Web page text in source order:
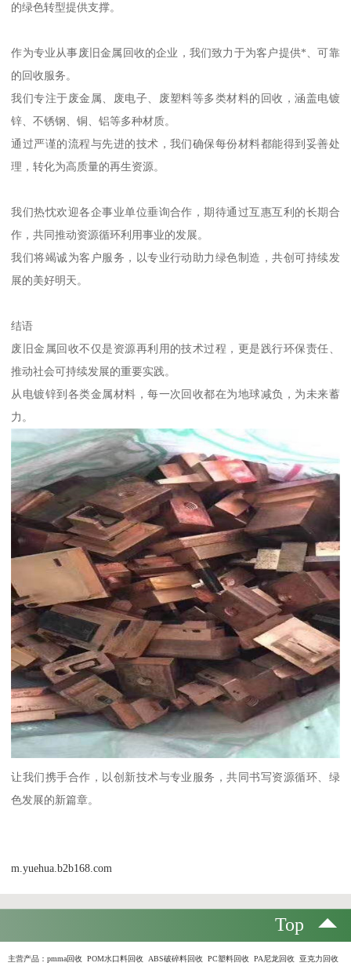
的绿色转型提供支撑。
作为专业从事废旧金属回收的企业，我们致力于为客户提供*、可靠
的回收服务。
我们专注于废金属、废电子、废塑料等多类材料的回收，涵盖电镀
锌、不锈钢、铜、铝等多种材质。
通过严谨的流程与先进的技术，我们确保每份材料都能得到妥善处
理，转化为高质量的再生资源。
我们热忱欢迎各企事业单位垂询合作，期待通过互惠互利的长期合
作，共同推动资源循环利用事业的发展。
我们将竭诚为客户服务，以专业行动助力绿色制造，共创可持续发
展的美好明天。
结语
废旧金属回收不仅是资源再利用的技术过程，更是践行环保责任、
推动社会可持续发展的重要实践。
从电镀锌到各类金属材料，每一次回收都在为地球减负，为未来蓄
力。
让我们携手合作，以创新技术与专业服务，共同书写资源循环、绿
色发展的新篇章。
m.yuehua.b2b168.com
Top
主营产品： pmma回收 POM水口料回收 ABS破碎料回收 PC塑料回收 PA尼龙回收 亚克力回收